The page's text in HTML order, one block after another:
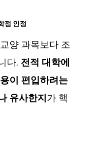
점 인정
양 과목보다 조
다. 전적 대학에
이 편입하려는
유사한지가 핵